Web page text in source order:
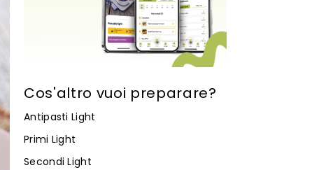
Cos'altro vuoi preparare?
Antipasti Light
Primi Light
Secondi Light